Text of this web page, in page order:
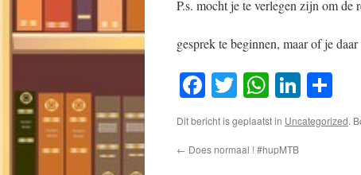
P.s. mocht je te verlegen zijn om de
gesprek te beginnen, maar of je
Facebook
TwitterWhatsApp
Dit bericht is geplaatst in Uncategorized.
← Does normaal ! #hupMTB